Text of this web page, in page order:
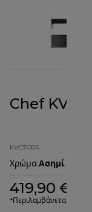
Chef
KVC3100S
Χρώμα:Ασημί
419,90 €
*Περιλαμβάνεται ΦΠΑ